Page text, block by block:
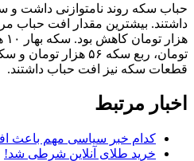
حباب سکه روند نامتوازنی داشت
قطعات سکه نیز افت حباب داشتند.
اخبار مرتبط
کدام خبر سیاسی مهم باعث
خرید طلای آنلاین شرطی شد!